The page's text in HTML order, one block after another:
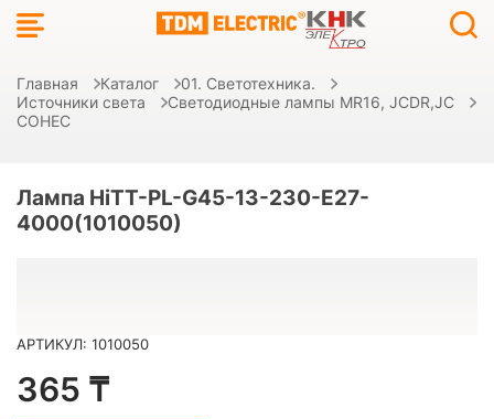
Главная Каталог
01. Светотехника.
Источники света
Светодиодные лампы MR16, JCDR,JC
СОНЕС
Лампа HiTT-PL-G45-13-230-E27-
4000(1010050)
АРТИКУЛ: 1010050
365 ₸